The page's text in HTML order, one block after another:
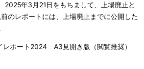
2025年3月21日をもちまして、上場廃止と
のレポートには、上場廃止までに公開した
レポート2024 A3見開き版（閲覧推奨）